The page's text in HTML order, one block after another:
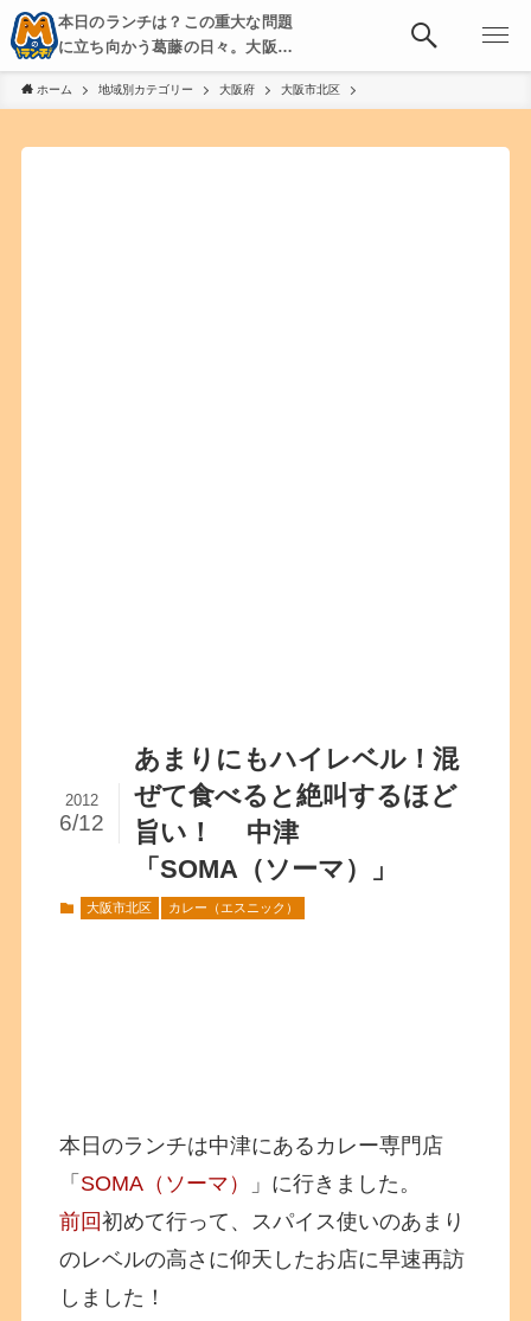
本日のランチは？この重大な問題
に立ち向かう葛藤の日々。大阪・
京都・神戸を中心とした食べ歩
き、飲み歩きを綴る。
ホーム 地域別カテゴリー 大阪府 大阪市北区
あまりにもハイレベル！混
ぜて食べると絶叫するほど
旨い！ 中津
「SOMA（ソーマ）」
2012
6/12
大阪市北区 カレー（エスニック）
本日のランチは中津にあるカレー専門店
「 SOMA（ソーマ）
」に行きました。
前回初めて行って、スパイス使いのあまり
のレベルの高さに仰天したお店に早速再訪
しました！